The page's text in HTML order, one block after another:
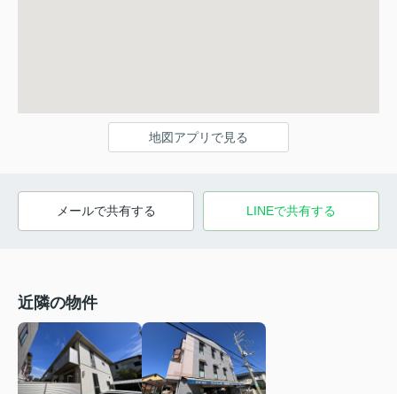
地図アプリで見る
メールで共有する LINEで共有する
近隣の物件